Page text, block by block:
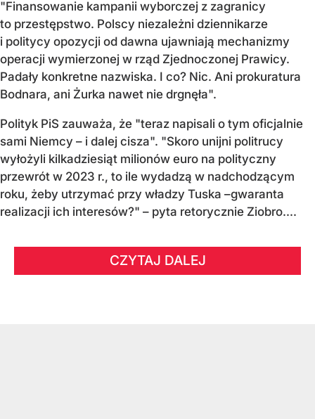
"Finansowanie kampanii wyborczej z zagranicy
to przestępstwo. Polscy niezależni dziennikarze
i politycy opozycji od dawna ujawniają mechanizmy
operacji wymierzonej w rząd Zjednoczonej Prawicy.
Padały konkretne nazwiska. I co? Nic. Ani prokuratura
Bodnara, ani Żurka nawet nie drgnęła".
Polityk PiS zauważa, że "teraz napisali o tym oficjalnie
sami Niemcy – i dalej cisza". "Skoro unijni politrucy
wyłożyli kilkadziesiąt milionów euro na polityczny
przewrót w 2023 r., to ile wydadzą w nadchodzącym
roku, żeby utrzymać przy władzy Tuska –gwaranta
realizacji ich interesów?" – pyta retorycznie Ziobro....
CZYTAJ DALEJ